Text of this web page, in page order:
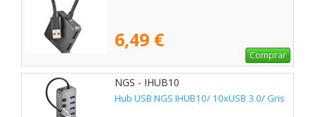
6,49 €
Comprar
NGS - IHUB10
Hub USB NGS IHUB10/ 10xUSB 3.0/ Gris